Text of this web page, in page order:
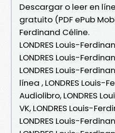
Descargar o leer en
gratuito (PDF ePub
Ferdinand Céline.
LONDRES Louis-
LONDRES Louis-
LONDRES Louis-
línea , LONDRES Louis-
Audiolibro, LONDRES
VK, LONDRES Louis-
LONDRES Louis-